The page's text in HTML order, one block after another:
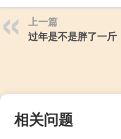
上一篇
过年是不是胖了一斤
相关问题